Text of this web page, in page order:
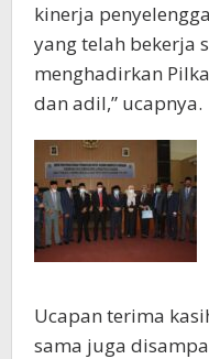
kinerja
yang telah bekerja
menghadirkan
dan adil,” ucapnya.
Ucapan terima
sama juga